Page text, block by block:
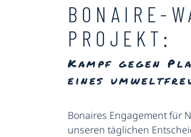
BONAIRE-
PROJEKT:
Kampf gegen
eines
Bonaires Engagement für
unseren täglichen